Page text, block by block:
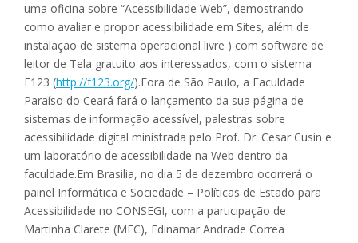
uma oficina sobre “Acessibilidade Web”, demostrando
como avaliar e propor acessibilidade em Sites, além de
instalação de sistema operacional livre ) com software de
leitor de Tela gratuito aos interessados, com o sistema
F123 (http://f123.org/).Fora de São Paulo, a Faculdade
Paraíso do Ceará fará o lançamento da sua página de
sistemas de informação acessível, palestras sobre
acessibilidade digital ministrada pelo Prof. Dr. Cesar Cusin e
um laboratório de acessibilidade na Web dentro da
faculdade.Em Brasilia, no dia 5 de dezembro ocorrerá o
painel Informática e Sociedade – Políticas de Estado para
Acessibilidade no CONSEGI, com a participação de
Martinha Clarete (MEC), Edinamar Andrade Correa